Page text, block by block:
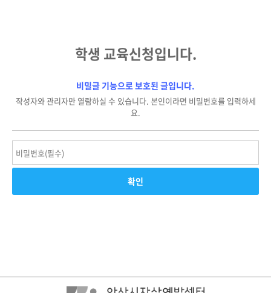
학생 교육신청입니다.
비밀글 기능으로 보호된 글입니다.
작성자와 관리자만 열람하실 수 있습니다. 본인이라면 비밀번호를 입력하세
요.